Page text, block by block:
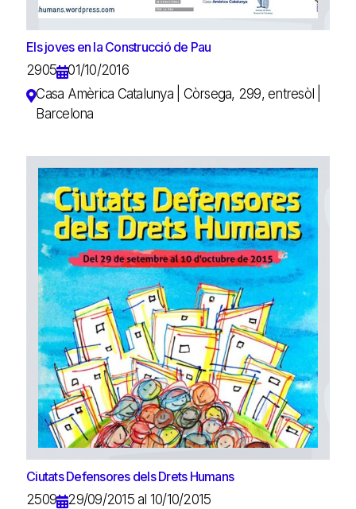
Els joves en la Construcció de Pau
2905
01/10/2016
Casa Amèrica Catalunya | Còrsega, 299, entresòl |
Barcelona
Ciutats Defensores dels Drets Humans
2509
29/09/2015 al 10/10/2015